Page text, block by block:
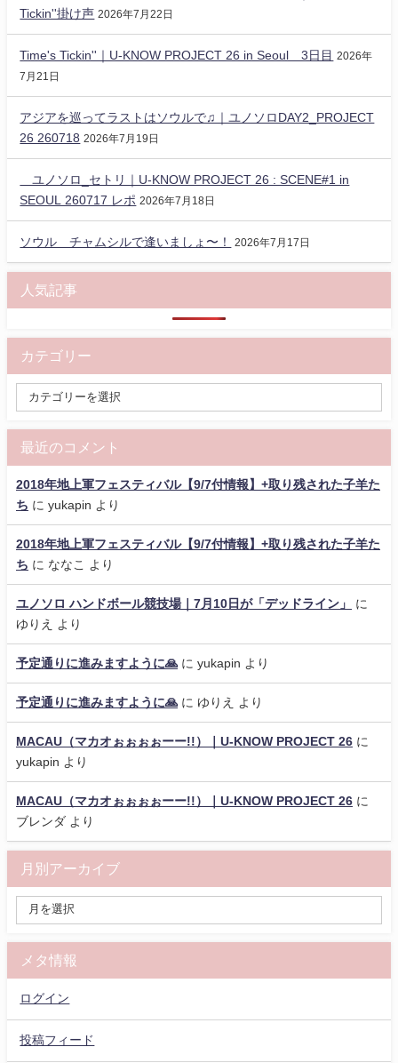
Tickin''掛け声 2026年7月22日
Time's Tickin''｜U-KNOW PROJECT 26 in Seoul 3日目
2026年
7月21日
アジアを巡ってラストはソウルで♫｜ユノソロDAY2_PROJECT
26 260718 2026年7月19日
ユノソロ_セトリ｜U-KNOW PROJECT 26 : SCENE#1 in
SEOUL 260717 レポ 2026年7月18日
ソウル チャムシルで逢いましょ〜！ 2026年7月17日
人気記事
カテゴリー
最近のコメント
2018年地上軍フェスティバル【9/7付情報】+取り残された子羊た
ち に yukapin より
2018年地上軍フェスティバル【9/7付情報】+取り残された子羊た
ち に ななこ より
ユノソロ ハンドボール競技場｜7月10日が「デッドライン」
に
ゆりえ
より
予定通りに進みますように🙏 に yukapin より
予定通りに進みますように🙏 に ゆりえ より
MACAU（マカオぉぉぉぉーー!!）｜U-KNOW PROJECT 26 に
yukapin より
MACAU（マカオぉぉぉぉーー!!）｜U-KNOW PROJECT 26 に
ブレンダ より
月別アーカイブ
メタ情報
ログイン
投稿フィード